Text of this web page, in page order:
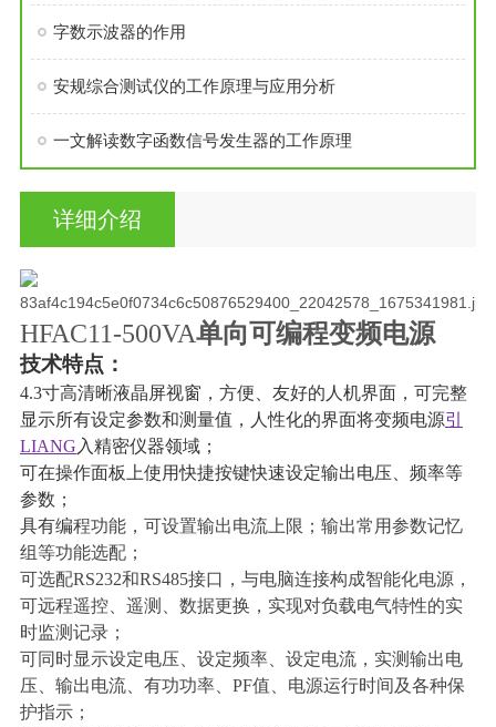
字数示波器的作用
安规综合测试仪的工作原理与应用分析
一文解读数字函数信号发生器的工作原理
详细介绍
HFAC11-500VA单向可编程变频电源
技术特点：
4.3寸高清晰液晶屏视窗，方便、友好的人机界面，可完整
显示所有设定参数和测量值，人性化的界面将变频电源引
LIANG 入精密仪器领域；
可在操作面板 上使用快捷按键快速设定输出电压、频率等
参数；
具有编程功能，可设置输出电流上限；输出常用参数记忆
组等功能选配；
可选配RS232和RS485接口，与电脑连接构成智能化电源，
可远程遥控、遥测、数据更换，实现对负载电气特性的实
时监测记录；
可同时显示设定电压、设定频率、设定电流，实测输出电
压、输出电流、有功功率、 PF值、电源运行时间 及各种保
护指示；